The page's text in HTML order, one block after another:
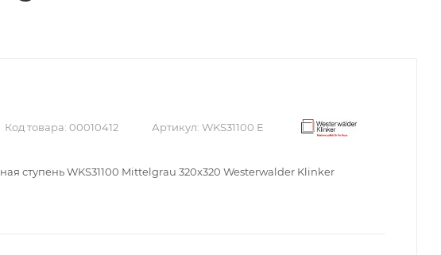
Код товара: 00010412 Артикул: WKS31100 E
ступень WKS31100 Mittelgrau 320x320 Westerwalder Klinker